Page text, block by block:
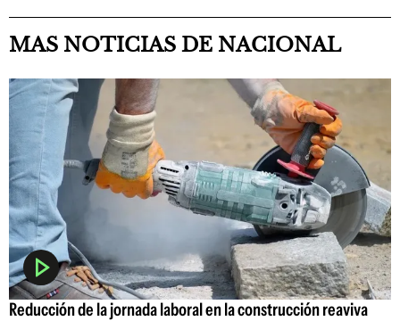
MAS NOTICIAS DE NACIONAL
Reducción de la jornada laboral en la construcción reaviva